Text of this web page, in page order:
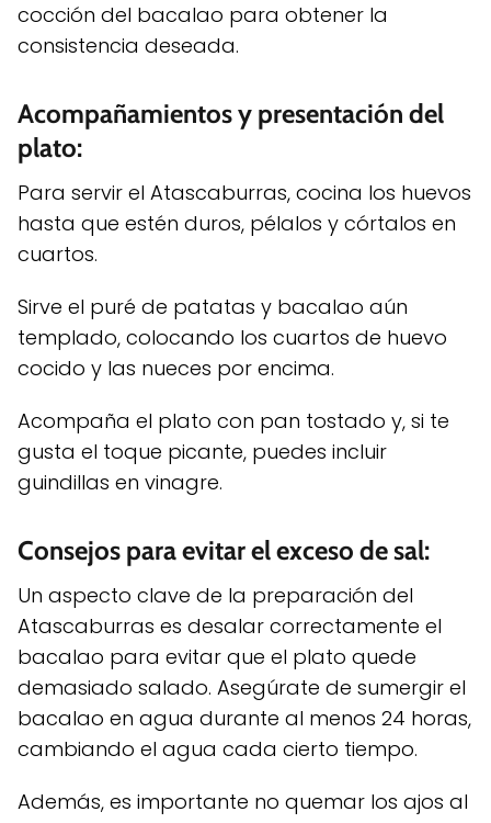
cocción del bacalao para obtener la
consistencia deseada.
Acompañamientos y presentación del
plato:
Para servir el Atascaburras, cocina los huevos
hasta que estén duros, pélalos y córtalos en
cuartos.
Sirve el puré de patatas y bacalao aún
templado, colocando los cuartos de huevo
cocido y las nueces por encima.
Acompaña el plato con pan tostado y, si te
gusta el toque picante, puedes incluir
guindillas en vinagre.
Consejos para evitar el exceso de sal:
Un aspecto clave de la preparación del
Atascaburras es desalar correctamente el
bacalao para evitar que el plato quede
demasiado salado. Asegúrate de sumergir el
bacalao en agua durante al menos 24 horas,
cambiando el agua cada cierto tiempo.
Además, es importante no quemar los ajos al